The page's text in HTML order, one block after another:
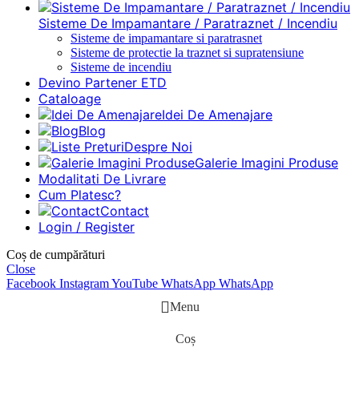
Sisteme De Impamantare / Paratraznet / Incendiu
Sisteme de impamantare si paratrasnet
Sisteme de protectie la traznet si supratensiune
Sisteme de incendiu
Devino Partener ETD
Cataloage
Idei De Amenajare
Blog
Despre Noi
Galerie Imagini Produse
Modalitati De Livrare
Cum Platesc?
Contact
Login / Register
Coș de cumpărături
Close
Facebook InstagramYouTube WhatsApp WhatsApp
Menu
Coș